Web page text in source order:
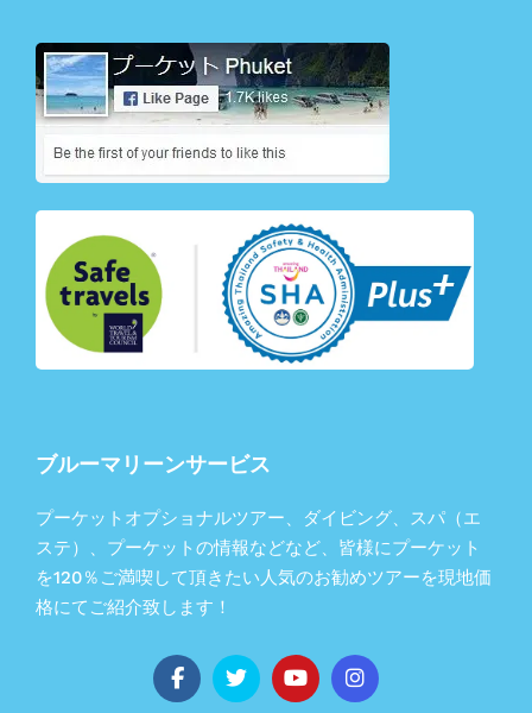
ブルーマリーンサービス
プーケットオプショナルツアー、ダイビング、スパ（エ
ステ）、プーケットの情報などなど、皆様にプーケット
を120％ご満喫して頂きたい人気のお勧めツアーを現地価
格にてご紹介致します！